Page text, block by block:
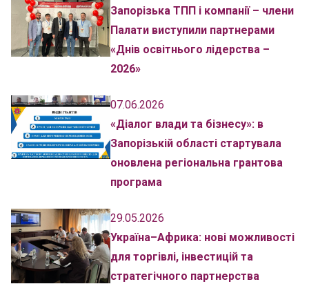
Запорізька ТПП і компанії – члени
Палати виступили партнерами
«Днів освітнього лідерства –
2026»
07.06.2026
«Діалог влади та бізнесу»: в
Запорізькій області стартувала
оновлена регіональна грантова
програма
29.05.2026
Україна–Африка: нові можливості
для торгівлі, інвестицій та
стратегічного партнерства